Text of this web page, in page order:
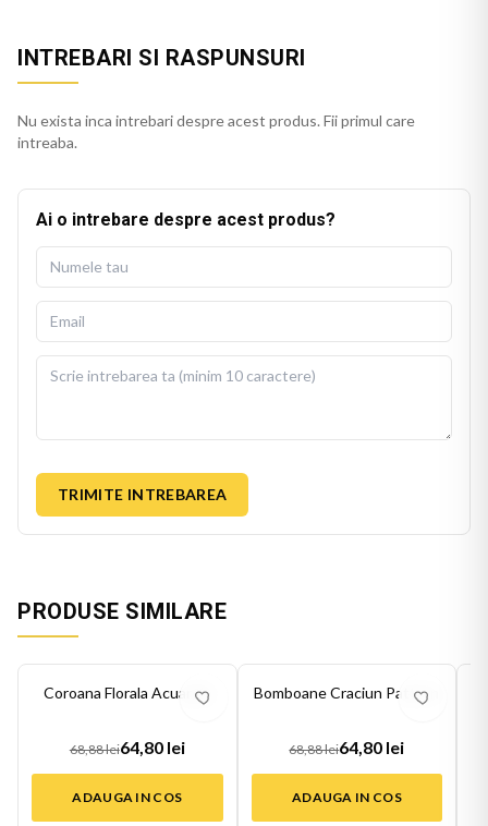
INTREBARI SI RASPUNSURI
Nu exista inca intrebari despre acest produs. Fii primul care
intreaba.
Ai o intrebare despre acest produs?
TRIMITE INTREBAREA
PRODUSE SIMILARE
%
Coroana Florala Acuarela
68,88 lei64,80 lei
ADAUGA IN COS
6%
Bomboane Craciun Pattern
68,88 lei64,80 lei
ADAUGA IN COS